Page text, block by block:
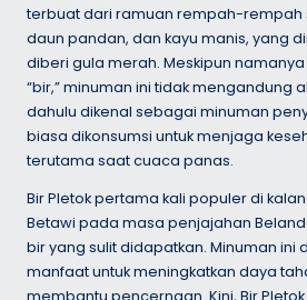
terbuat dari ramuan rempah-rempah
daun pandan, dan kayu manis, yang
diberi gula merah. Meskipun
“bir,” minuman ini tidak mengandung
dahulu dikenal sebagai minuman
biasa dikonsumsi untuk menjaga
terutama saat cuaca panas.
Bir Pletok pertama kali populer di
Betawi pada masa penjajahan
bir yang sulit didapatkan. Minuman ini
manfaat untuk meningkatkan daya
membantu pencernaan. Kini, Bir